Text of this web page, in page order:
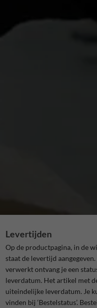
Levertijden
Op de productpagina, in de
staat de levertijd
verwerkt ontvang je een
leverdatum. Het artikel met
uiteindelijke leverdatum. Je
vinden bij ‘Bestelstatus’.